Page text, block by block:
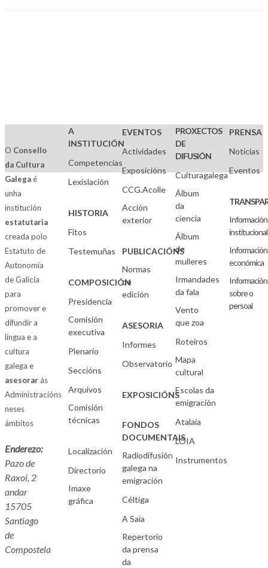
O Consello
da Cultura
Galegaé
unha
institución
estatutaria
creada polo
Estatuto de
Autonomía
de Galicia
para
promover e
difundir a
lingua e a
cultura
galega e
asesorarás
Administracións
neses
ámbitos
Enderezo:
Pazo de
Raxoi, 2
andar
15705
Santiago
de
Compostela
A
INSTITUCIÓN
Competencias
Lexislación
HISTORIA
Fitos
Testemuñas
COMPOSICIÓN
Presidencia
Comisión
executiva
Plenario
Seccións
Arquivos
Comisión
técnicas
Localización
Directorio
Imaxe
gráfica
EVENTOS
Actividades
Exposicións
CCG.Acolle
Acción
exterior
PUBLICACIÓNS
Normas
de
edición
ASESORIA
Informes
Observatorio
EXPOSICIÓNS
FONDOS
DOCUMENTAIS
Radiodifusión
galega na
emigración
Céltiga
A Saia
Repertorio
da prensa
da
PROXECTOS
DE
DIFUSIÓN
Culturagalega
Álbum
da
ciencia
Álbum
de
mulleres
Irmandades
da fala
Vento
que zoa
Roteiros
Mapa
cultural
Escolas da
emigración
Atalaia
LOIA
Instrumentos
PRENSA
Noticias
Eventos
Información
institucional
Información
económica
Información
sobre o
persoal